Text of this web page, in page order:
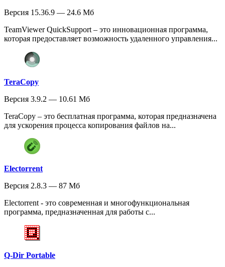
Версия 15.36.9 — 24.6 Мб
TeamViewer QuickSupport – это инновационная программа,
которая предоставляет возможность удаленного управления...
TeraCopy
Версия 3.9.2 — 10.61 Мб
TeraCopy – это бесплатная программа, которая предназначена
для ускорения процесса копирования файлов на...
Electorrent
Версия 2.8.3 — 87 Мб
Electorrent - это современная и многофункциональная
программа, предназначенная для работы с...
Q-Dir Portable